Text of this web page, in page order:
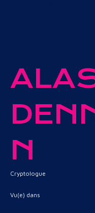
N
Cryptologue
Vu(e) dans